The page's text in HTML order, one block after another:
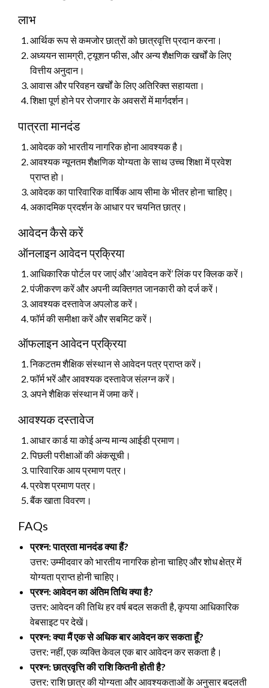
लाभ
आर्थिक रूप से कमजोर छात्रों को छात्रवृत्ति प्रदान करना।
अध्ययन सामग्री, ट्यूशन फीस, और अन्य शैक्षणिक खर्चों के लिए
वित्तीय अनुदान।
आवास और परिवहन खर्चों के लिए अतिरिक्त सहायता।
शिक्षा पूर्ण होने पर रोजगार के अवसरों में मार्गदर्शन।
पात्रता मानदंड
आवेदक को भारतीय नागरिक होना आवश्यक है।
आवश्यक न्यूनतम शैक्षणिक योग्यता के साथ उच्च शिक्षा में प्रवेश
प्राप्त हो।
आवेदक का पारिवारिक वार्षिक आय सीमा के भीतर होना चाहिए।
अकादमिक प्रदर्शन के आधार पर चयनित छात्र।
आवेदन कैसे करें
ऑनलाइन आवेदन प्रक्रिया
आधिकारिक पोर्टल पर जाएं और ‘आवेदन करें’ लिंक पर क्लिक करें।
पंजीकरण करें और अपनी व्यक्तिगत जानकारी को दर्ज करें।
आवश्यक दस्तावेज अपलोड करें।
फॉर्म की समीक्षा करें और सबमिट करें।
ऑफलाइन आवेदन प्रक्रिया
निकटतम शैक्षिक संस्थान से आवेदन पत्र प्राप्त करें।
फॉर्म भरें और आवश्यक दस्तावेज संलग्न करें।
अपने शैक्षिक संस्थान में जमा करें।
आवश्यक दस्तावेज
आधार कार्ड या कोई अन्य मान्य आईडी प्रमाण।
पिछली परीक्षाओं की अंकसूची।
पारिवारिक आय प्रमाण पत्र।
प्रवेश प्रमाण पत्र।
बैंक खाता विवरण।
FAQs
प्रश्न: पात्रता मानदंड क्या हैं?
उत्तर: उम्मीदवार को भारतीय नागरिक होना चाहिए और शोध क्षेत्र में
योग्यता प्राप्त होनी चाहिए।
प्रश्न: आवेदन का अंतिम तिथि क्या है?
उत्तर: आवेदन की तिथि हर वर्ष बदल सकती है, कृपया आधिकारिक
वेबसाइट पर देखें।
प्रश्न: क्या मैं एक से अधिक बार आवेदन कर सकता हूँ?
उत्तर: नहीं, एक व्यक्ति केवल एक बार आवेदन कर सकता है।
प्रश्न: छात्रवृत्ति की राशि कितनी होती है?
उत्तर: राशि छात्र की योग्यता और आवश्यकताओं के अनुसार बदलती